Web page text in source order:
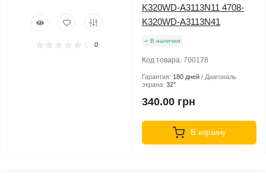
0
K320WD-A3113N11 4708-
K320WD-A3113N41
В наличии
Код товара: 700178
Гарантия: 180 дней
Диагональ
экрана: 32″
340.00 грн
В корзину